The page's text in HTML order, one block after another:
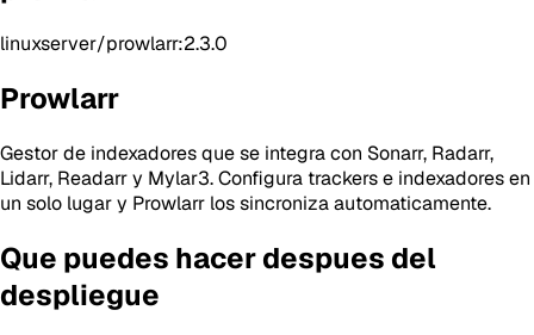
linuxserver/prowlarr:2.3.0
Prowlarr
Gestor de indexadores que se integra con Sonarr, Radarr,
Lidarr, Readarr y Mylar3. Configura trackers e indexadores en
un solo lugar y Prowlarr los sincroniza automaticamente.
Que puedes hacer despues del
despliegue